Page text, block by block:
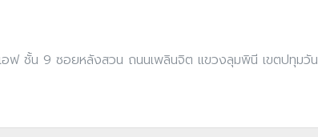
ฟ ชั้น 9 ซอยหลังสวน ถนนเพลินจิต แขวงลุมพินี เขตปทุมวัน